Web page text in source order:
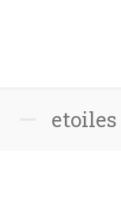
etoiles